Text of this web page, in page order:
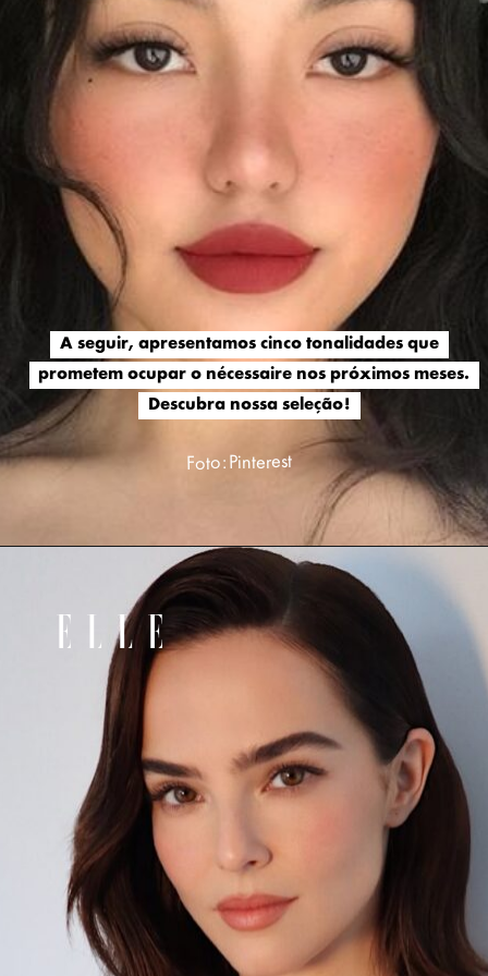
A seguir, apresentamos cinco tonalidades que
prometem ocupar o nécessaire nos próximos meses.
Descubra nossa seleção!
A seguir, apresentamos cinco tonalidades que
prometem ocupar o nécessaire nos próximos meses.
Descubra nossa seleção!
Foto: Pinterest